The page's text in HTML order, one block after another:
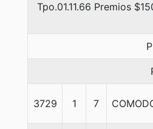
Tpo.01.11.66 Premios
3729 1 7